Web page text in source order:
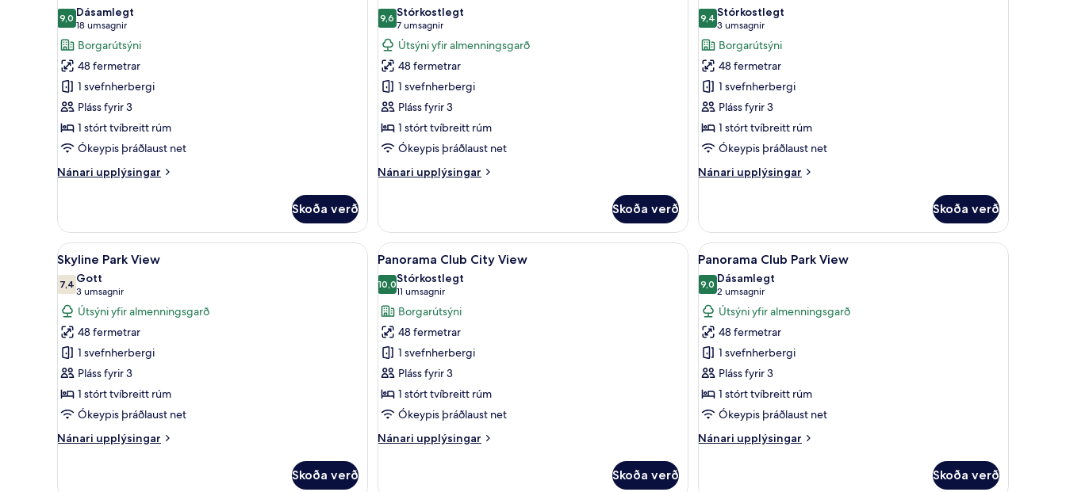
myndir
fyrir
Horizon
City
View
9,09,0 af 10
Dásamlegt
18 umsagnir
(18
umsagnir)
Borgarútsýni
48 fermetrar
1 svefnherbergi
Pláss fyrir 3
1 stórt tvíbreitt rúm
Ókeypis þráðlaust net
Nánari upplýsingar
Nánari
City
View
Skoða verð
myndir
fyrir
Horizon
Park
View
9,69,6 af 10
Stórkostlegt
7 umsagnir
(7
umsagnir)
Útsýni yfir almenningsgarð
48 fermetrar
1 svefnherbergi
Pláss fyrir 3
1 stórt tvíbreitt rúm
Ókeypis þráðlaust net
Nánari upplýsingar
Nánari
Park
View
Skoða verð
myndir
fyrir
Skyline
City
View
9,49,4 af 10
Stórkostlegt
3 umsagnir
(3
umsagnir)
Borgarútsýni
48 fermetrar
1 svefnherbergi
Pláss fyrir 3
1 stórt tvíbreitt rúm
Ókeypis þráðlaust net
Nánari upplýsingar
Nánari
City
View
Skoða verð
Skoða
allar
myndir
fyrir
Skyline
Park
View
Rúmföt úr egypskri bómull, rúmföt af bestu gerð, míníbar
7
Skyline Park View
7,47,4 af 10
Gott
3 umsagnir
(3
umsagnir)
Útsýni yfir almenningsgarð
48 fermetrar
1 svefnherbergi
Pláss fyrir 3
1 stórt tvíbreitt rúm
Ókeypis þráðlaust net
Nánari upplýsingar
Nánari
Skoða verð
Skoða
allar
myndir
fyrir
Panorama
Club
City
View
Rúmföt úr egypskri bómull, rúmföt af bestu gerð, míníbar
11
Panorama Club City View
10,010,0 af 10
Stórkostlegt
11 umsagnir
(11
umsagnir)
Borgarútsýni
48 fermetrar
1 svefnherbergi
Pláss fyrir 3
1 stórt tvíbreitt rúm
Ókeypis þráðlaust net
Nánari upplýsingar
Nánari
Skoða verð
Skoða
allar
myndir
fyrir
Panorama
Club
Park
View
Rúmföt úr egypskri bómull, rúmföt af bestu
9
Panorama Club Park View
9,09,0 af 10
Dásamlegt
2 umsagnir
(2
umsagnir)
Útsýni yfir almenningsgarð
48 fermetrar
1 svefnherbergi
Pláss fyrir 3
1 stórt tvíbreitt rúm
Ókeypis þráðlaust net
Nánari upplýsingar
Nánari
Skoða verð